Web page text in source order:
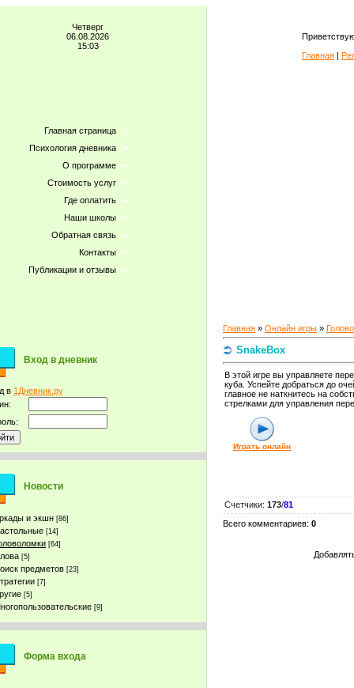
Четверг
06.08.2026
15:03
Главная страница
Психология дневника
О программе
Стоимость услуг
Где оплатить
Наши школы
Обратная связь
Контакты
Публикации и отзывы
Вход в дневник
в 1Дневник.ру
Новости
и экшн [86]
[14]
[64]
[5]
предметов [23]
[7]
[5]
[9]
Форма входа
Главная |
Главная » Онлайн игры »
SnakeBox
В этой игре вы управляете
куба. Успейте добраться до
главное не наткнитесь на
стрелками для управления
Играть онлайн
Счетчики: 173/81
Всего комментариев: 0